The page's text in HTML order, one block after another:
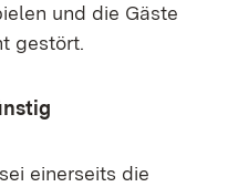
und die Gäste
gestört.
einerseits die